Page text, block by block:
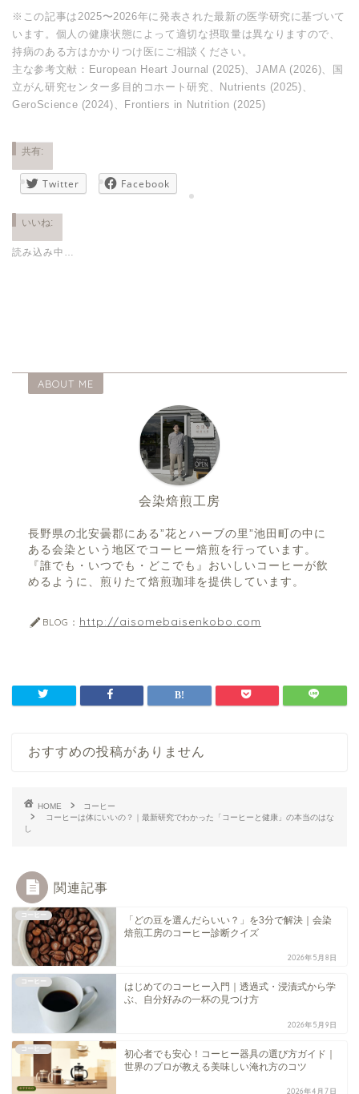
※この記事は2025〜2026年に発表された最新の医学研究に基づいて
います。個人の健康状態によって適切な摂取量は異なりますので、
持病のある方はかかりつけ医にご相談ください。
主な参考文献：European Heart Journal (2025)、JAMA (2026)、国
立がん研究センター多目的コホート研究、Nutrients (2025)、
GeroScience (2024)、Frontiers in Nutrition (2025)
共有:
Twitter Facebook
いいね:
読み込み中…
ABOUT ME
会染焙煎工房
長野県の北安曇郡にある”花とハーブの里”池田町の中に
ある会染という地区でコーヒー焙煎を行っています。
『誰でも・いつでも・どこでも』おいしいコーヒーが飲
めるように、煎りたて焙煎珈琲を提供しています。
BLOG： http://aisomebaisenkobo.com
おすすめの投稿がありません
HOME
コーヒー
コーヒーは体にいいの？｜最新研究でわかった「コーヒーと健康」の本当のはな
し
関連記事
コーヒー
「どの豆を選んだらいい？」を3分で解決｜会染
焙煎工房のコーヒー診断クイズ
2026年5月8日
コーヒー
はじめてのコーヒー入門｜透過式・浸漬式から学
ぶ、自分好みの一杯の見つけ方
2026年5月9日
コーヒー
初心者でも安心！コーヒー器具の選び方ガイド｜
世界のプロが教える美味しい淹れ方のコツ
2026年4月7日